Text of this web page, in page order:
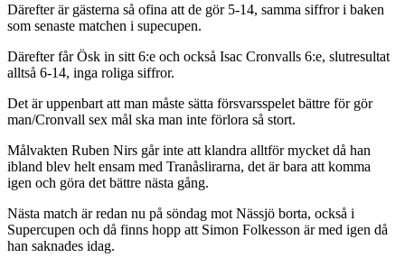
Därefter är gästerna så ofina att de gör 5-14, samma siffror i baken
som senaste matchen i supecupen.
Därefter får Ösk in sitt 6:e och också Isac Cronvalls 6:e, slutresultat
alltså 6-14, inga roliga siffror.
Det är uppenbart att man måste sätta försvarsspelet bättre för gör
man/Cronvall sex mål ska man inte förlora så stort.
Målvakten Ruben Nirs går inte att klandra alltför mycket då han
ibland blev helt ensam med Tranåslirarna, det är bara att komma
igen och göra det bättre nästa gång.
Nästa match är redan nu på söndag mot Nässjö borta, också i
Supercupen och då finns hopp att Simon Folkesson är med igen då
han saknades idag.